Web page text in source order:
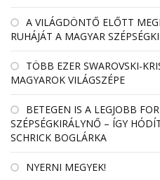
A VILÁGDÖNTŐ ELŐTT
RUHÁJÁT A MAGYAR
TÖBB EZER SWAROVSKI-
MAGYAROK VILÁGSZÉPE
BETEGEN IS A LEGJOBB
SZÉPSÉGKIRÁLYNŐ – ÍGY
SCHRICK BOGLÁRKA
NYERNI MEGYEK!